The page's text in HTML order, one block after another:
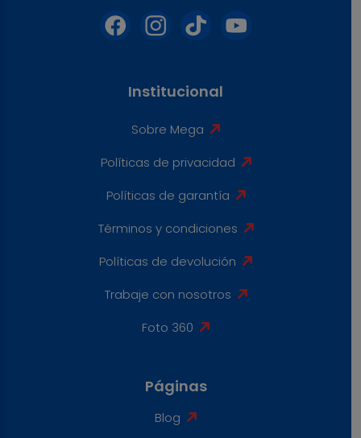
Institucional
Sobre Mega
Políticas de privacidad
Políticas de garantía
Términos y condiciones
Políticas de devolución
Trabaje con nosotros
Foto 360
Páginas
Blog